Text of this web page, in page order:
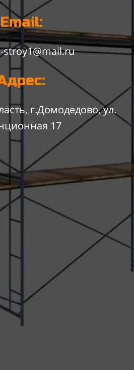
Email:
stroy1@mail.ru
г.Домодедово, ул.
17